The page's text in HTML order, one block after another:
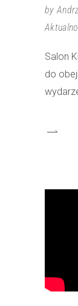
by
Salon
do